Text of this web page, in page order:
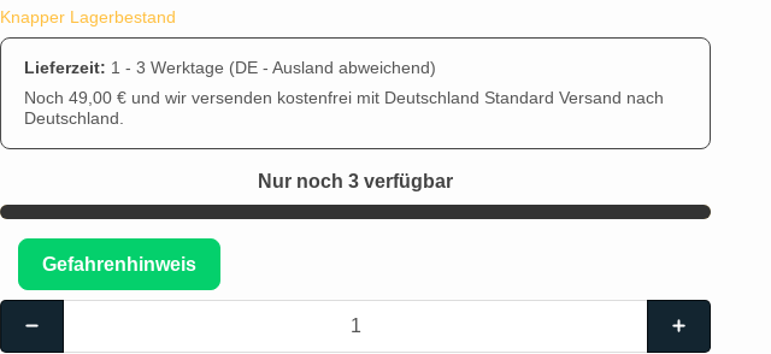
Knapper Lagerbestand
Lieferzeit: 1 - 3 Werktage (DE - Ausland abweichend)
Noch 49,00 € und wir versenden kostenfrei mit Deutschland Standard Versand nach
Deutschland.
Nur noch 3 verfügbar
Gefahrenhinweis